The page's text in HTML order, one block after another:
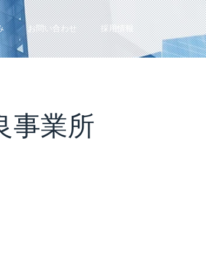
お問い合わせ 採用情報
事業所